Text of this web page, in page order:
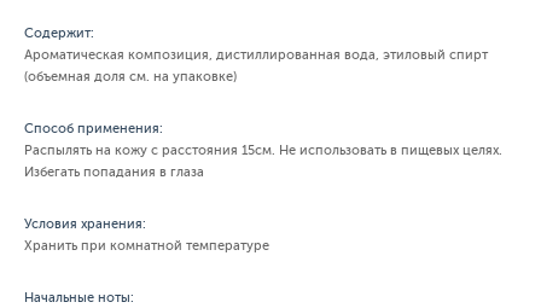
Содержит:
Ароматическая композиция, дистиллированная вода, этиловый спирт
(объемная доля см. на упаковке)
Способ применения:
Распылять на кожу с расстояния 15см. Не использовать в пищевых целях.
Избегать попадания в глаза
Условия хранения:
Хранить при комнатной температуре
Начальные ноты: